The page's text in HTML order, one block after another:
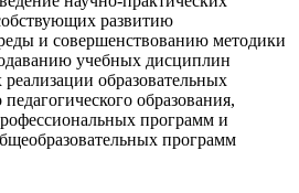
развитию
и совершенствованию методики
учебных дисциплин
образовательных
образования,
программ и
программ